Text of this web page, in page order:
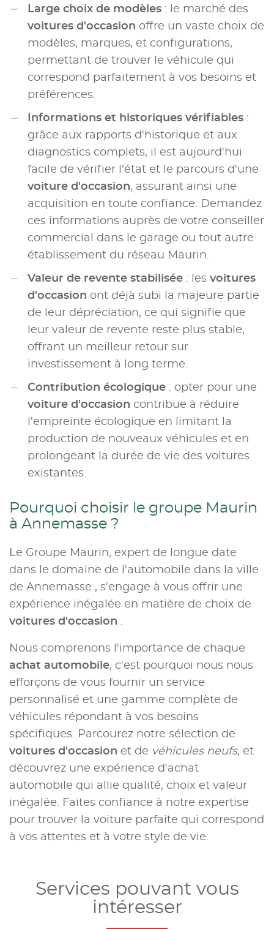
Large choix de modèles : le marché des
voitures d'occasion offre un vaste choix de
modèles, marques, et configurations,
permettant de trouver le véhicule qui
correspond parfaitement à vos besoins et
préférences.
Informations et historiques vérifiables :
grâce aux rapports d'historique et aux
diagnostics complets, il est aujourd'hui
facile de vérifier l'état et le parcours d'une
voiture d'occasion, assurant ainsi une
acquisition en toute confiance. Demandez
ces informations auprès de votre conseiller
commercial dans le garage ou tout autre
établissement du réseau Maurin.
Valeur de revente stabilisée : les voitures
d'occasion ont déjà subi la majeure partie
de leur dépréciation, ce qui signifie que
leur valeur de revente reste plus stable,
offrant un meilleur retour sur
investissement à long terme.
Contribution écologique : opter pour une
voiture d'occasion contribue à réduire
l'empreinte écologique en limitant la
production de nouveaux véhicules et en
prolongeant la durée de vie des voitures
existantes.
Pourquoi choisir le groupe Maurin
à Annemasse ?
Le Groupe Maurin, expert de longue date
dans le domaine de l'automobile dans la ville
de Annemasse , s'engage à vous offrir une
expérience inégalée en matière de choix de
voitures d'occasion .
Nous comprenons l'importance de chaque
achat automobile, c'est pourquoi nous nous
efforçons de vous fournir un service
personnalisé et une gamme complète de
véhicules répondant à vos besoins
spécifiques. Parcourez notre sélection de
voitures d'occasion et de véhicules neufs, et
découvrez une expérience d'achat
automobile qui allie qualité, choix et valeur
inégalée. Faites confiance à notre expertise
pour trouver la voiture parfaite qui correspond
à vos attentes et à votre style de vie.
Services pouvant vous
intéresser